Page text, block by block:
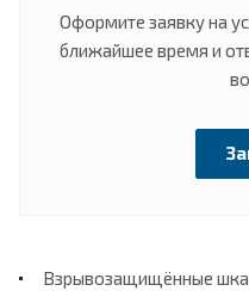
Оформите заявку на
ближайшее время и
Взрывозащищённые